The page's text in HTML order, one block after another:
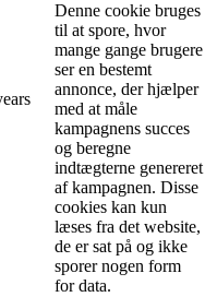
Denne cookie bruges
til at spore, hvor
mange gange brugere
ser en bestemt
annonce, der hjælper
med at måle
kampagnens succes
og beregne
indtægterne genereret
af kampagnen. Disse
cookies kan kun
læses fra det website,
de er sat på og ikke
sporer nogen form
for data.